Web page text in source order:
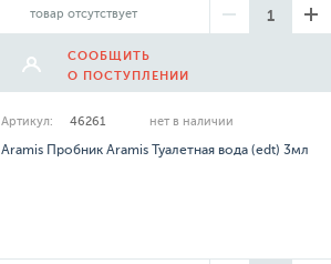
товар отсутствует
СООБЩИТЬ
О ПОСТУПЛЕНИИ
Артикул: 46261 нет в наличии
Aramis Пробник Aramis Туалетная вода (edt) 3мл